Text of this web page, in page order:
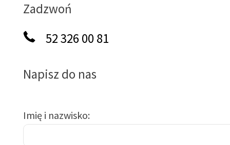
Zadzwoń
52 326 00 81
Napisz do nas
Imię i nazwisko